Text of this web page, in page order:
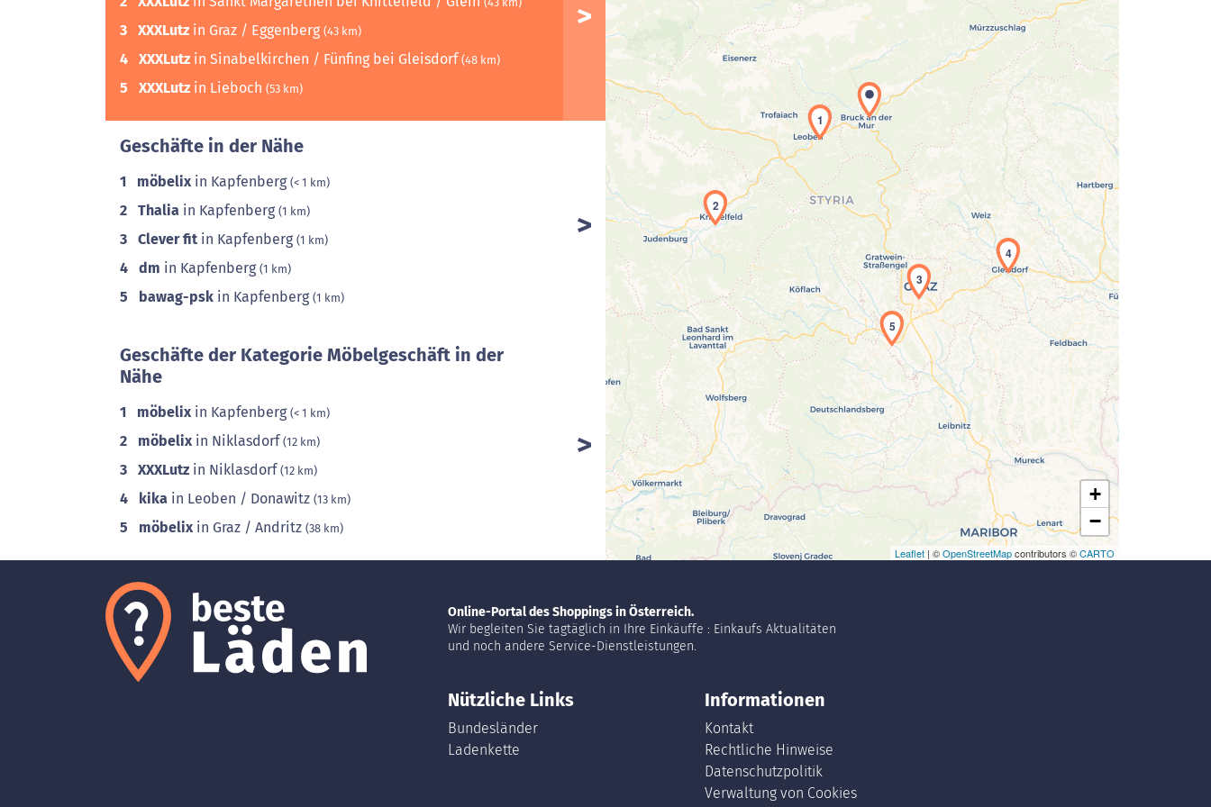
3 XXXLutz in Graz / Eggenberg (43 km)
4 XXXLutz in Sinabelkirchen / Fünfing bei Gleisdorf (48 km)
5 XXXLutz in Lieboch (53 km)
Geschäfte in der Nähe
1 möbelix in Kapfenberg (< 1 km)
2 Thalia in Kapfenberg (1 km)
3 Clever fit in Kapfenberg (1 km)
4 dm in Kapfenberg (1 km)
5 bawag-psk in Kapfenberg (1 km)
Geschäfte der Kategorie Möbelgeschäft in der
Nähe
1 möbelix in Kapfenberg (< 1 km)
2 möbelix in Niklasdorf(12 km)
3 XXXLutz in Niklasdorf(12 km)
4 kika in Leoben / Donawitz (13 km)
5 möbelix in Graz / Andritz (38 km)
Laden der Karte...
1
2
3
4
5
+
−
Leaflet | ©OpenStreetMapcontributors ©CARTO
Online-Portal des Shoppings in Österreich.
Wir begleiten Sie tagtäglich in Ihre Einkäuffe : Einkaufs Aktualitäten
und noch andere Service-Dienstleistungen.
Nützliche Links
Bundesländer
Ladenkette
Informationen
Kontakt
Rechtliche Hinweise
Datenschutzpolitik
Verwaltung von Cookies